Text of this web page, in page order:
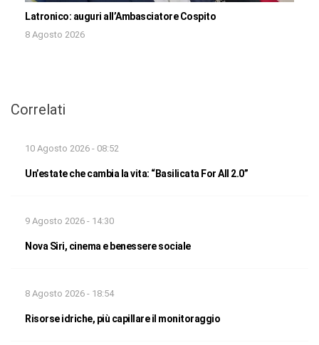
Latronico: auguri all’Ambasciatore Cospito
8 Agosto 2026
Correlati
10 Agosto 2026 - 08:52
Un’estate che cambia la vita: “Basilicata For All 2.0”
9 Agosto 2026 - 14:30
Nova Siri, cinema e benessere sociale
8 Agosto 2026 - 18:54
Risorse idriche, più capillare il monitoraggio